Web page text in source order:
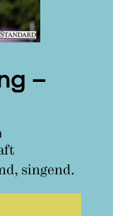
–
singend.